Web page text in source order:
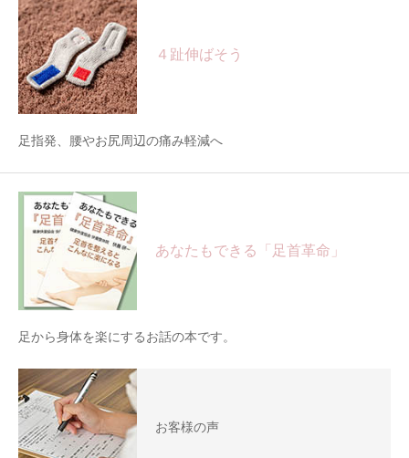
４趾伸ばそう
足指発、腰やお尻周辺の痛み軽減へ
あなたもできる「足首革命」
足から身体を楽にするお話の本です。
お客様の声